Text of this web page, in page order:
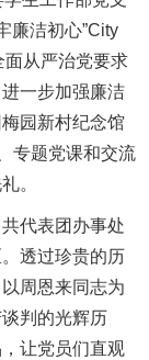
廉洁初心”City
从严治党要求
一步加强廉洁
园新村纪念馆
专题党课和交流
。
代表团办事处
透过珍贵的历
周恩来同志为
判的光辉历
让党员们直观